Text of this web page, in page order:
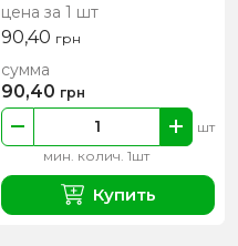
цена за 1 шт
90,40 грн
мин. колич. 1шт
шт
сумма
90,40 грн
Купить